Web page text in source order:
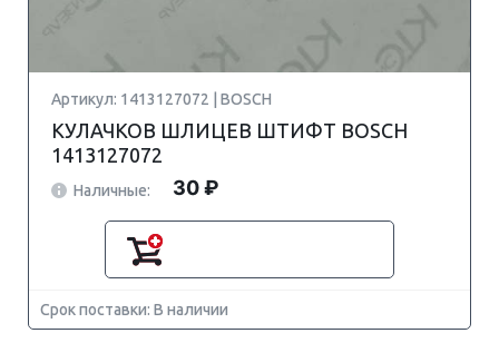
Артикул: 1413127072 | BOSCH
КУЛАЧКОВ ШЛИЦЕВ ШТИФТ BOSCH
1413127072
Наличные: 30 ₽
Срок поставки: В наличии